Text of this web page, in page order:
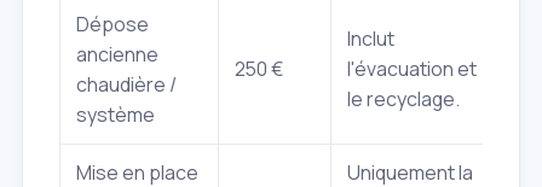
Dépose
ancienne
chaudière /
système
250 €
Inclut
l'évacuation et
le recyclage.
Mise en place
Uniquement la